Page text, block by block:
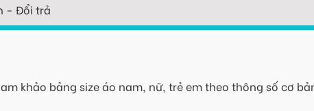
- Đổi trả
khảo bảng size áo nam, nữ, trẻ em theo thông số cơ